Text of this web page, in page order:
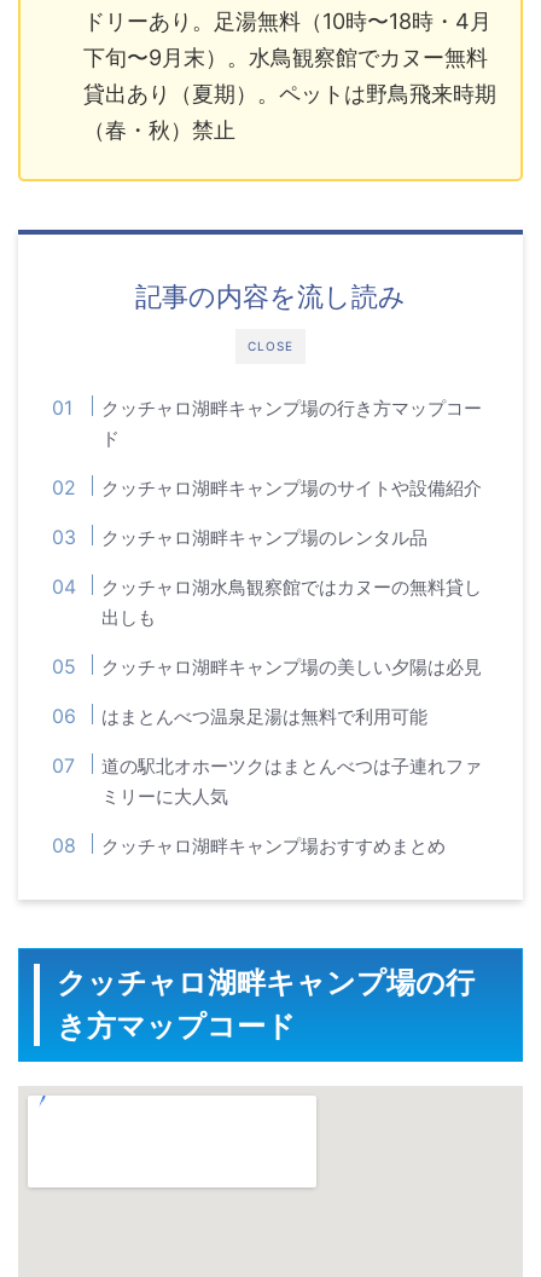
ドリーあり。足湯無料（10時〜18時・4月
下旬〜9月末）。水鳥観察館でカヌー無料
貸出あり（夏期）。ペットは野鳥飛来時期
（春・秋）禁止
CLOSE
記事の内容を流し読み
クッチャロ湖畔キャンプ場の行き方マップコー
ド
クッチャロ湖畔キャンプ場のサイトや設備紹介
クッチャロ湖畔キャンプ場のレンタル品
クッチャロ湖水鳥観察館ではカヌーの無料貸し
出しも
クッチャロ湖畔キャンプ場の美しい夕陽は必見
はまとんべつ温泉足湯は無料で利用可能
道の駅北オホーツクはまとんべつは子連れファ
ミリーに大人気
クッチャロ湖畔キャンプ場おすすめまとめ
クッチャロ湖畔キャンプ場の行
き方マップコード